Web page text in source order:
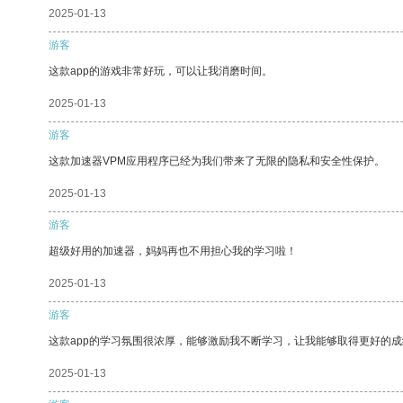
2025-01-13
游客
这款app的游戏非常好玩，可以让我消磨时间。
2025-01-13
游客
这款加速器VPM应用程序已经为我们带来了无限的隐私和安全性保护。
2025-01-13
游客
超级好用的加速器，妈妈再也不用担心我的学习啦！
2025-01-13
游客
这款app的学习氛围很浓厚，能够激励我不断学习，让我能够取得更好的
2025-01-13